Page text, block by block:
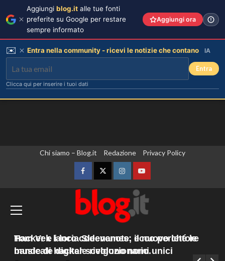
Chi siamo – Blog.it Redazione Privacy Policy
FacebookTwitterInstagramYouTube
principale
Yemen, le forze armate annunciano
un’operazione militare contro gli Houthi
Giuseppe Recca 8 Agosto 2026 : 19:40
Tom Vek lancia Sleevenote, il nuovo lettore
musicale digitale rivoluzionario.
Hacker e i loro codenames: ecco perché le
bande di hacker scelgono nomi unici
Piano di Harry e Meghan per
invertire il Megxit: sarà approvato da
re Carlo?
4
Cristina Marino e Luca Argentero:
un nuovo bambino in arrivo? Indizi
Aggiungi blog.it alle tue fonti
preferite su Google per restare
sempre informato
Aggiungi ora
✉️ Entra nella community - ricevi le notizie che contano IA
Entra
Clicca qui per inserire i tuoi dati